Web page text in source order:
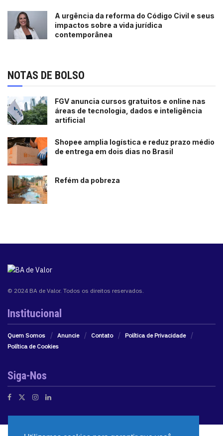
A urgência da reforma do Código Civil e seus
impactos sobre a vida jurídica
contemporânea
NOTAS DE BOLSO
FGV anuncia cursos gratuitos e online nas
áreas de tecnologia, dados e inteligência
artificial
Shopee amplia logística e reduz prazo médio
de entrega em dois dias no Brasil
Refém da pobreza
© 2024 BA de Valor. Todos os direitos reservados.
Institucional
Quem Somos Anuncie Contato
Política de Privacidade
Política de Cookies
Siga-Nos